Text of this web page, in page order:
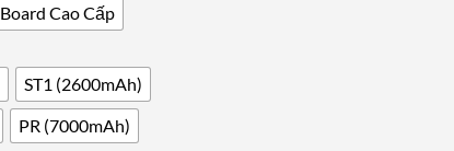
Board Cao Cấp
ST1 (2600mAh)
PR (7000mAh)